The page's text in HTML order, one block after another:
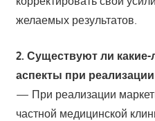
желаемых результатов.
2. Существуют ли
аспекты при реализации
— При реализации
частной медицинской